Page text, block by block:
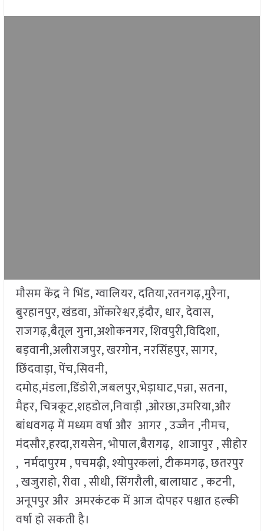
मौसम केंद्र ने भिंड, ग्वालियर, दतिया,रतनगढ़,मुरैना,
बुरहानपुर, खंडवा, ओंकारेश्वर,इंदौर, धार, देवास,
राजगढ़,बैतूल गुना,अशोकनगर, शिवपुरी,विदिशा,
बड़वानी,अलीराजपुर, खरगोन, नरसिंहपुर, सागर,
छिंदवाड़ा, पेंच,सिवनी,
दमोह,मंडला,डिंडोरी,जबलपुर,भेड़ाघाट,पन्ना, सतना,
मैहर, चित्रकूट,शहडोल,निवाड़ी ,ओरछा,उमरिया,और
बांधवगढ़ में मध्यम वर्षा और आगर , उज्जैन ,नीमच,
मंदसौर,हरदा,रायसेन, भोपाल,बैरागढ़, शाजापुर , सीहोर
, नर्मदापुरम , पचमढ़ी, श्योपुरकलां, टीकमगढ़, छतरपुर
, खजुराहो, रीवा , सीधी, सिंगरौली, बालाघाट , कटनी,
अनूपपुर और अमरकंटक में आज दोपहर पश्चात हल्की
वर्षा हो सकती है।